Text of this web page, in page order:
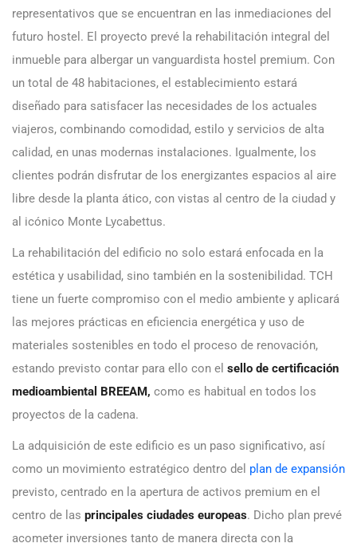
representativos que se encuentran en las inmediaciones del
futuro hostel. El proyecto prevé la rehabilitación integral del
inmueble para albergar un vanguardista hostel premium. Con
un total de 48 habitaciones, el establecimiento estará
diseñado para satisfacer las necesidades de los actuales
viajeros, combinando comodidad, estilo y servicios de alta
calidad, en unas modernas instalaciones. Igualmente, los
clientes podrán disfrutar de los energizantes espacios al aire
libre desde la planta ático, con vistas al centro de la ciudad y
al icónico Monte Lycabettus.
La rehabilitación del edificio no solo estará enfocada en la
estética y usabilidad, sino también en la sostenibilidad. TCH
tiene un fuerte compromiso con el medio ambiente y aplicará
las mejores prácticas en eficiencia energética y uso de
materiales sostenibles en todo el proceso de renovación,
estando previsto contar para ello con el sello de certificación
medioambiental BREEAM, como es habitual en todos los
proyectos de la cadena.
La adquisición de este edificio es un paso significativo, así
como un movimiento estratégico dentro del plan de expansión
previsto, centrado en la apertura de activos premium en el
centro de las principales ciudades europeas. Dicho plan prevé
acometer inversiones tanto de manera directa con la